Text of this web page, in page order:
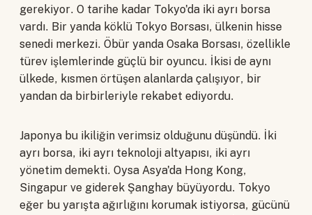
gerekiyor. O tarihe kadar Tokyo'da iki ayrı borsa
vardı. Bir yanda köklü Tokyo Borsası, ülkenin hisse
senedi merkezi. Öbür yanda Osaka Borsası, özellikle
türev işlemlerinde güçlü bir oyuncu. İkisi de aynı
ülkede, kısmen örtüşen alanlarda çalışıyor, bir
yandan da birbirleriyle rekabet ediyordu.
Japonya bu ikiliğin verimsiz olduğunu düşündü. İki
ayrı borsa, iki ayrı teknoloji altyapısı, iki ayrı
yönetim demekti. Oysa Asya'da Hong Kong,
Singapur ve giderek Şanghay büyüyordu. Tokyo
eğer bu yarışta ağırlığını korumak istiyorsa, gücünü